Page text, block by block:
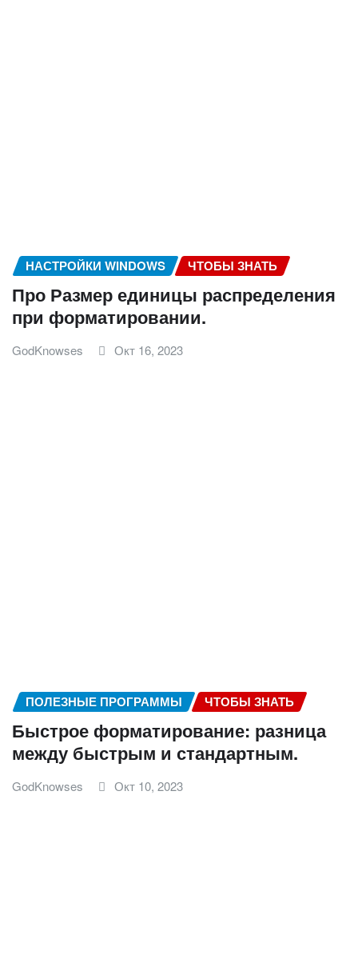
НАСТРОЙКИ WINDOWS ЧТОБЫ ЗНАТЬ
Про Размер единицы распределения
при форматировании.
GodKnowses Окт 16, 2023
ПОЛЕЗНЫЕ ПРОГРАММЫ ЧТОБЫ ЗНАТЬ
Быстрое форматирование: разница
между быстрым и стандартным.
GodKnowses Окт 10, 2023